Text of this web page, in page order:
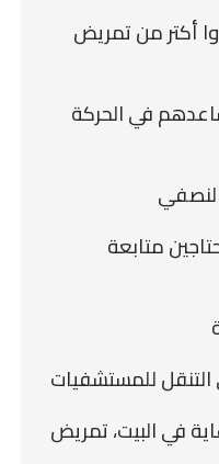
أكتر من تمريض
في الحركة
متابعة
للمستشفيات
في البيت، تمريض